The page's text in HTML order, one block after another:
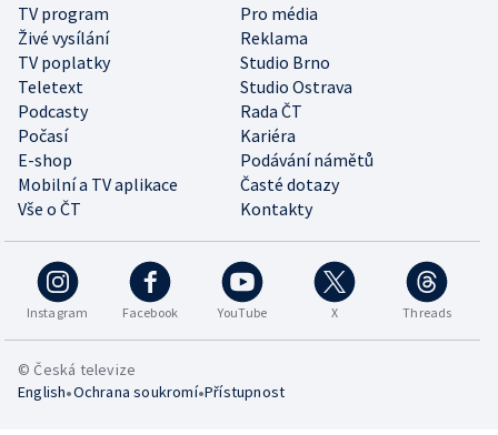
TV program
Pro média
Živé vysílání
Reklama
TV poplatky
Studio Brno
Teletext
Studio Ostrava
Podcasty
Rada ČT
Počasí
Kariéra
E-shop
Podávání námětů
Mobilní a TV aplikace
Časté dotazy
Vše o ČT
Kontakty
Instagram Facebook YouTube X Threads
© Česká televize
English•Ochrana soukromí•Přístupnost